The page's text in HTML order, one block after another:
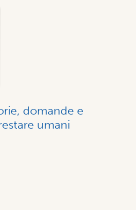
domande e
umani